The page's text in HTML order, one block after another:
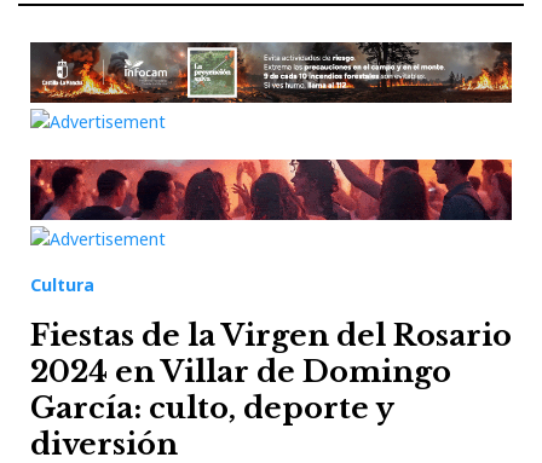
Cultura
Fiestas de la Virgen del Rosario
2024 en Villar de Domingo
García: culto, deporte y
diversión